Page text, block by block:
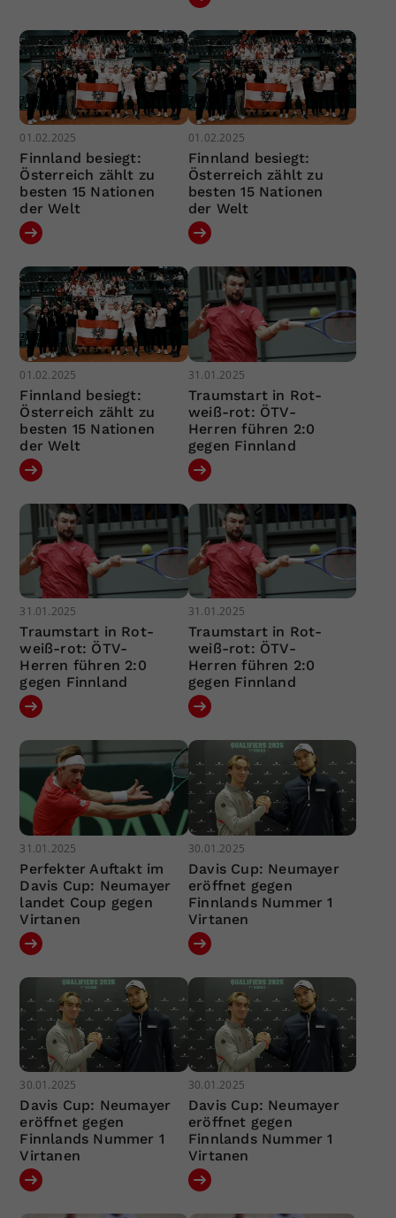
01.02.2025
Finnland besiegt:
Österreich zählt zu
besten 15 Nationen
der Welt
01.02.2025
Finnland besiegt:
Österreich zählt zu
besten 15 Nationen
der Welt
01.02.2025
Finnland besiegt:
Österreich zählt zu
besten 15 Nationen
der Welt
31.01.2025
Traumstart in Rot-
weiß-rot: ÖTV-
Herren führen 2:0
gegen Finnland
31.01.2025
Traumstart in Rot-
weiß-rot: ÖTV-
Herren führen 2:0
gegen Finnland
31.01.2025
Traumstart in Rot-
weiß-rot: ÖTV-
Herren führen 2:0
gegen Finnland
31.01.2025
Perfekter Auftakt im
Davis Cup: Neumayer
landet Coup gegen
Virtanen
30.01.2025
Davis Cup: Neumayer
eröffnet gegen
Finnlands Nummer 1
Virtanen
30.01.2025
Davis Cup: Neumayer
eröffnet gegen
Finnlands Nummer 1
Virtanen
30.01.2025
Davis Cup: Neumayer
eröffnet gegen
Finnlands Nummer 1
Virtanen